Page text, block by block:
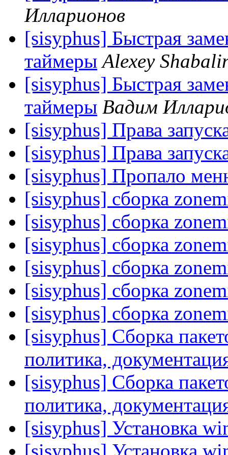
Илларионов
[sisyphus] Быстрая
таймеры Alexey
[sisyphus] Быстрая
таймеры Вадим
[sisyphus] Права
[sisyphus] Права
[sisyphus] Пропало
[sisyphus] сборка
[sisyphus] сборка
[sisyphus] сборка
[sisyphus] сборка
[sisyphus] сборка
[sisyphus] сборка
[sisyphus] Сборка
политика,
[sisyphus] Сборка
политика,
[sisyphus] Установка